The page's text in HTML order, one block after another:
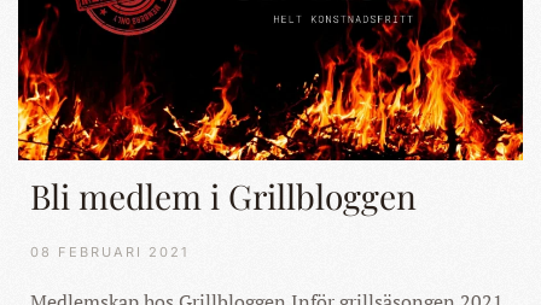
Bli medlem i Grillbloggen
08 FEBRUARI 2021